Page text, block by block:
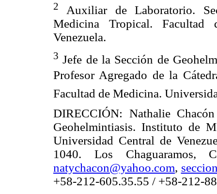
2
Auxiliar de Laboratorio.
Medicina Tropical. Facultad
Venezuela.
3 Jefe de la Sección de
Profesor Agregado de la
Facultad de Medicina.
DIRECCIÓN: Nathalie
Geohelmintiasis. Instituto de
Universidad Central de
1040. Los Chaguaramos,
natychacon@yahoo.com,
+58-212-605.35.55 / +58-212-